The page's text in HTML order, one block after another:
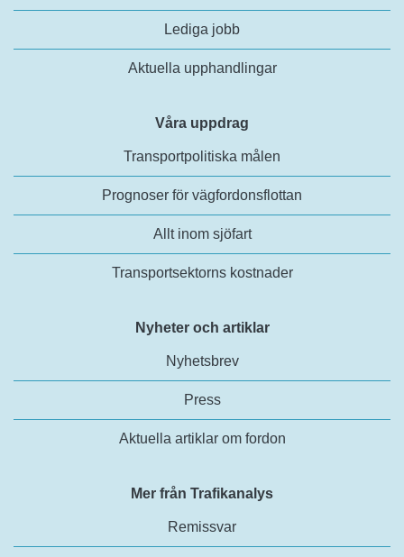
Lediga jobb
Aktuella upphandlingar
Våra uppdrag
Transportpolitiska målen
Prognoser för vägfordonsflottan
Allt inom sjöfart
Transportsektorns kostnader
Nyheter och artiklar
Nyhetsbrev
Press
Aktuella artiklar om fordon
Mer från Trafikanalys
Remissvar